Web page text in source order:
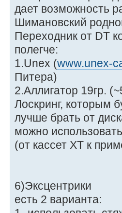
дает возможность
Шимановский
Переходник от DT
полегче:
1.Unex (www.unex-
Питера)
2.Аллигатор 19гр.
Лоскринг, которым
лучше брать от
можно
(от кассет ХТ к
6)Эксцентрики
есть 2 варианта: